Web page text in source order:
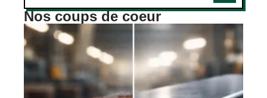
Nos coups de coeur